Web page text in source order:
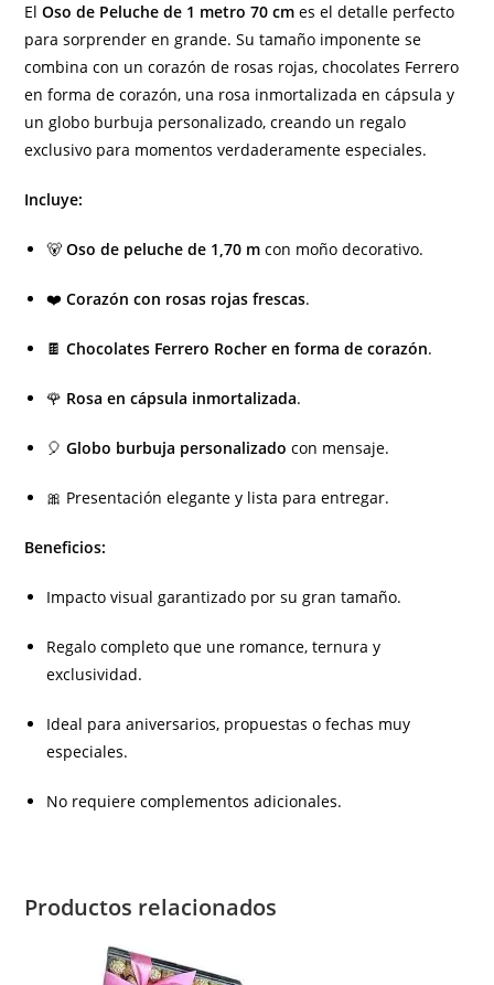
ElOso de Peluche de 1 metro 70 cm es el detalle perfecto
para sorprender en grande. Su tamaño imponente se
combina con un corazón de rosas rojas, chocolates Ferrero
en forma de corazón, una rosa inmortalizada en cápsula y
un globo burbuja personalizado, creando un regalo
exclusivo para momentos verdaderamente especiales.
Incluye:
🐻Oso de peluche de 1,70 m con moño decorativo.
❤️Corazón con rosas rojas frescas.
🍫Chocolates Ferrero Rocher en forma de corazón.
🌹 Rosa en cápsula inmortalizada.
🎈Globo burbuja personalizado con mensaje.
🎀 Presentación elegante y lista para entregar.
Beneficios:
Impacto visual garantizado por su gran tamaño.
Regalo completo que une romance, ternura y
exclusividad.
Ideal para aniversarios, propuestas o fechas muy
especiales.
No requiere complementos adicionales.
Productos relacionados